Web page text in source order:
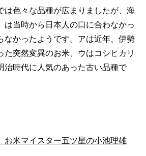
は色々な品種が広まりましたが、海
は当時から日本人の口に合わなかっ
なかったようです。アは近年、伊勢
た突然変異のお米、ウはコシヒカリ
治時代に人気のあった古い品種で
お米マイスター五ツ星の小池理雄